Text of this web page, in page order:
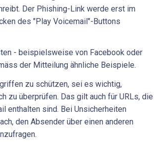
Der Phishing-Link werde erst im
des "Play Voicemail"-Buttons
- beispielsweise von Facebook oder
der Mitteilung ähnliche Beispiele.
zu schützen, sei es wichtig,
zu überprüfen. Das gilt auch für URLs, die
enthalten sind. Bei Unsicherheiten
den Absender über einen anderen